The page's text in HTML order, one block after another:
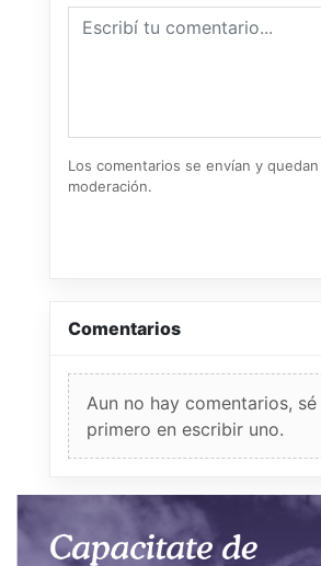
Los comentarios se envían y
moderación.
Comentarios
Aun no hay comentarios, sé
primero en escribir uno.